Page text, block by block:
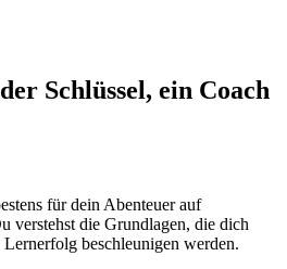
Schlüssel, ein Coach
für dein Abenteuer auf
verstehst die Grundlagen, die dich
beschleunigen werden.